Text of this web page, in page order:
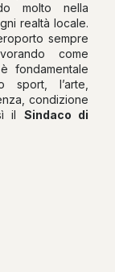
molto nella
realtà locale.
sempre
come
fondamentale
l’arte,
condizione
il Sindaco di